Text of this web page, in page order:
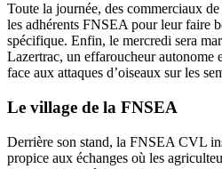
Toute la journée, des commerciaux
les adhérents FNSEA pour leur faire
spécifique. Enfin, le mercredi sera
Lazertrac, un effaroucheur autonome
face aux attaques d’oiseaux sur les
Le village de la FNSEA
Derrière son stand, la FNSEA CVL
propice aux échanges où les